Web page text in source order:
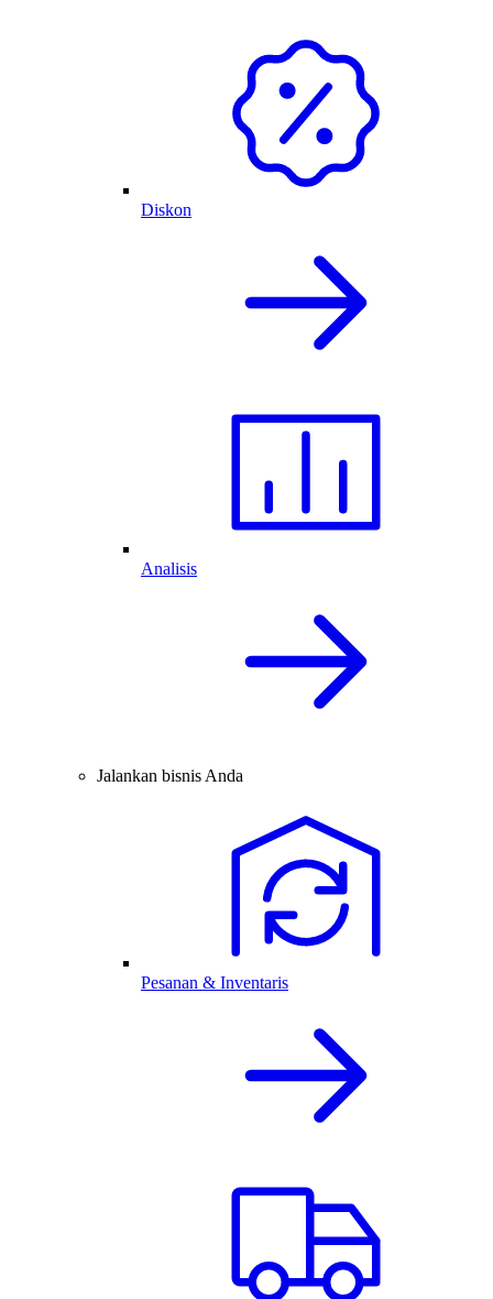
Diskon
Analisis
Jalankan bisnis Anda
Pesanan & Inventaris